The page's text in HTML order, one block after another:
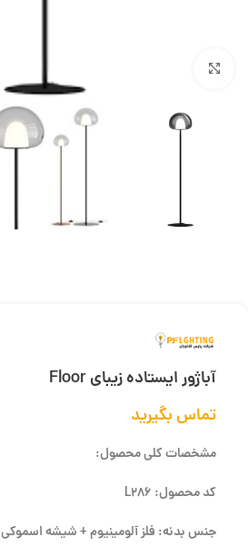
آباژور ایستاده زیبای Floor
تماس بگیرید
مشخصات کلی محصول:
کد محصول: L286
جنس بدنه: فلز آلومینیوم + شیشه اسموکی